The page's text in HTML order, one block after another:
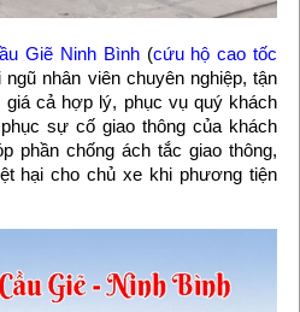
Giẽ Ninh Bình(cứu hộ cao tốc
nhân viên chuyên nghiệp, tận
giá cả hợp lý, phục vụ quý khách
sự cố giao thông của khách
phần chống ách tắc giao thông,
hại cho chủ xe khi phương tiện